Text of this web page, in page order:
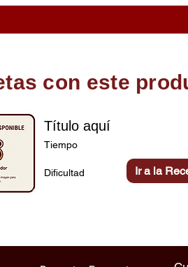
con este
Título aquí
Tiempo
Ir a la
Dificultad